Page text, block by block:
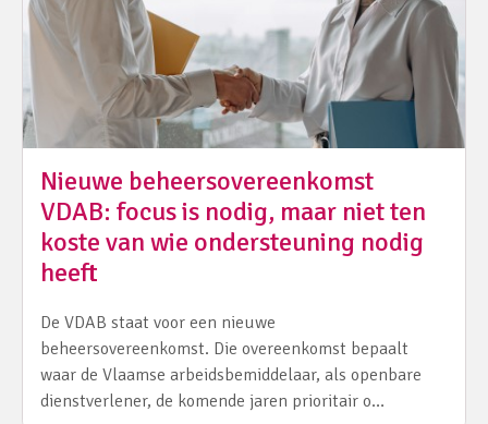
Nieuwe beheersovereenkomst
VDAB: focus is nodig, maar niet ten
koste van wie ondersteuning nodig
heeft
De VDAB staat voor een nieuwe
beheersovereenkomst. Die overeenkomst bepaalt
waar de Vlaamse arbeidsbemiddelaar, als openbare
dienstverlener, de komende jaren prioritair o…